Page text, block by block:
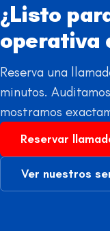
¿Listo
operativa
Reserva una
minutos.
mostramos
Reservar
Ver nuestros